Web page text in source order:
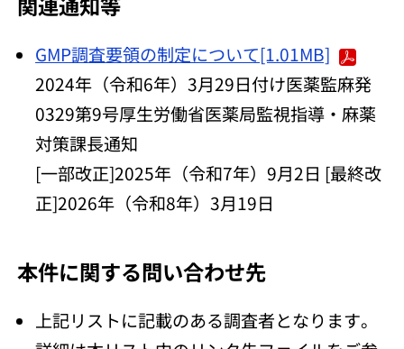
GMP調査要領の制定について[1.01MB]
2024年（令和6年）3月29日付け医薬監麻発
0329第9号厚生労働省医薬局監視指導・麻薬
対策課長通知
[一部改正]2025年（令和7年）9月2日 [最終改
正]2026年（令和8年）3月19日
本件に関する問い合わせ先
上記リストに記載のある調査者となります。